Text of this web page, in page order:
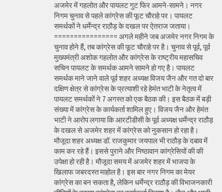
अजमेर में गहलोत और पायलट गुट फिर आमने-सामने। नगर
निगम चुनाव से पहले कांग्रेस की फूट चौराहे पर। पायलट
समर्थकों ने धर्मेन्द्र राठौड़ के दखल पर ऐतराज जताया।
================ अगले महीने जब अजमेर नगर निगम के
चुनाव होने हैं, तब कांग्रेस की फूट चौराहे पर है। चुनाव से पूर्व, पूर्व
मुख्यमंत्री अशोक गहलोत और कांग्रेस के राष्ट्रीय महासचिव
सचिन पायलट के समर्थक आमने सामने हो गए है। पायलट
समर्थक माने जाने वाले पूर्व शहर अध्यक्ष विजय जैन और गत दो बार
दक्षिण क्षेत्र से कांग्रेस के प्रत्याशी रहे हेमंत भाटी के नेतृत्व में
पायलट समर्थकों ने 7 अगस्त को एक बैठक की। इस बैठक में बड़ी
संख्या में कांग्रेस के कार्यकर्ता शामिल हुए। विजय जैन और हेमंत
भाटी ने आरोप लगाया कि आरटीडीसी के पूर्व अध्यक्ष धर्मेन्द्र राठौड़
के दखल से अजमेर शहर में कांग्रेस को नुकसान हो रहा है।
मौजूदा शहर अध्यक्ष डॉ. राजकुमार जयपाल भी राठौड़ के दबाव में
काम कर रहे हैं। इससे पुराने और निष्ठावान कांग्रेसियों की की
उपेक्षा हो रही है। मौजूदा समय में अजमेर शहर में भाजपा के
खिलाफ जबरदस्त माहोल है। इस बार नगर निगम का मेयर
कांग्रेस का बन सकता है, लेकिन धर्मेन्द्र राठौड़ की विभाजनकारी